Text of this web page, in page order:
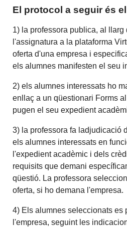
El protocol a seguir és
1) la professora publica, al
l'assignatura a la plataforma
oferta d'una empresa i
els alumnes manifesten el seu
2) els alumnes interessats ho
enllaç a un qüestionari Forms
pugen el seu expedient
3) la professora fa ladjudicació
els alumnes interessats en
l'expedient acadèmic i dels
requisits que demani
qüestió. La professora
oferta, si ho demana l'empresa.
4) Els alumnes seleccionats es
l'empresa, seguint les